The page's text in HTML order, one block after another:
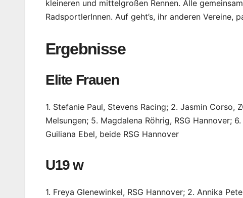
kleineren und mittelgroßen Rennen. Alle
RadsportlerInnen. Auf geht’s, ihr anderen
Ergebnisse
Elite Frauen
1. Stefanie Paul, Stevens Racing; 2. Jasmin Corso,
Melsungen; 5. Magdalena Röhrig, RSG Hannover;
Guiliana Ebel, beide RSG Hannover
U19 w
1. Freya Glenewinkel, RSG Hannover; 2. Annika